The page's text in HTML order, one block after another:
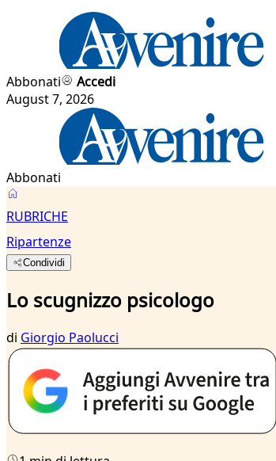
Abbonati
Accedi
August 7, 2026
Abbonati
RUBRICHE
Ripartenze
Condividi
Lo scugnizzo psicologo
di Giorgio Paolucci